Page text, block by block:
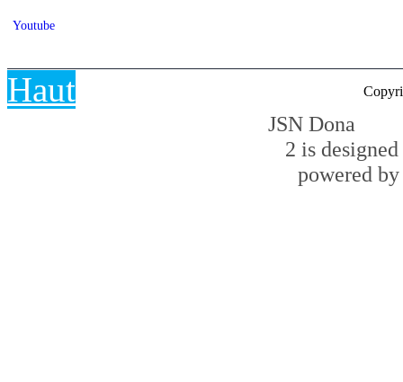
Youtube
Haut
JSN Dona
2 is
powered